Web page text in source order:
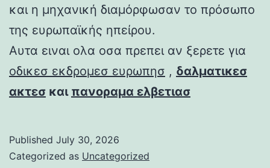
και η μηχανική διαμόρφωσαν το πρόσωπο
της ευρωπαϊκής ηπείρου.
Αυτα ειναι ολα οσα πρεπει αν ξερετε για
οδικεσ εκδρομεσ ευρωπησ , δαλματικεσ
ακτεσ και πανοραμα ελβετιασ
Published July 30, 2026
Categorized as Uncategorized